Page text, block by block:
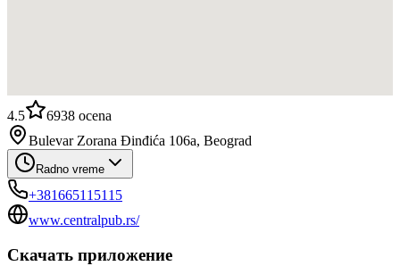
4.5 6938 ocena
Bulevar Zorana Đinđića 106a, Beograd
Radno vreme
+381665115115
www.centralpub.rs/
Скачать приложение